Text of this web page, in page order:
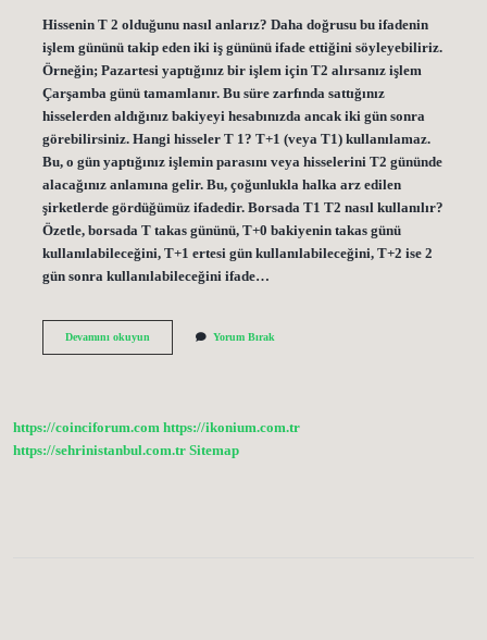
Hissenin T 2 olduğunu nasıl anlarız? Daha doğrusu bu ifadenin
işlem gününü takip eden iki iş gününü ifade ettiğini söyleyebiliriz.
Örneğin; Pazartesi yaptığınız bir işlem için T2 alırsanız işlem
Çarşamba günü tamamlanır. Bu süre zarfında sattığınız
hisselerden aldığınız bakiyeyi hesabınızda ancak iki gün sonra
görebilirsiniz. Hangi hisseler T 1? T+1 (veya T1) kullanılamaz.
Bu, o gün yaptığınız işlemin parasını veya hisselerini T2 gününde
alacağınız anlamına gelir. Bu, çoğunlukla halka arz edilen
şirketlerde gördüğümüz ifadedir. Borsada T1 T2 nasıl kullanılır?
Özetle, borsada T takas gününü, T+0 bakiyenin takas günü
kullanılabileceğini, T+1 ertesi gün kullanılabileceğini, T+2 ise 2
gün sonra kullanılabileceğini ifade…
Devamını okuyunHissenin
Yorum Bırak
https://coinciforum.com https://ikonium.com.tr
https://sehrinistanbul.com.tr Sitemap